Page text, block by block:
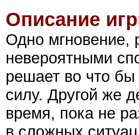
Описание
Одно мгновение,
невероятными
решает во что бы
силу. Другой же
время, пока не